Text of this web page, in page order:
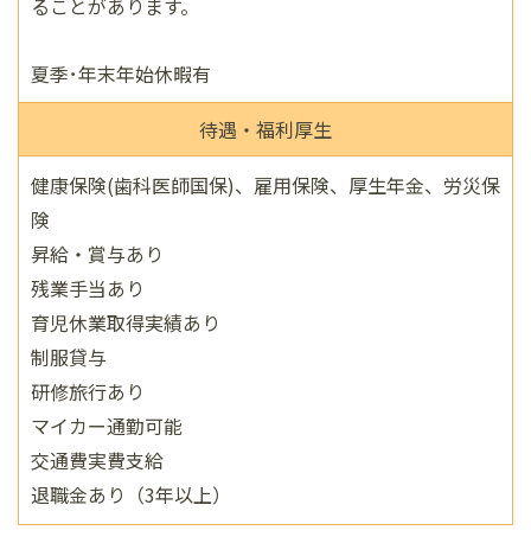
ることがあります。
夏季･年末年始休暇有
待遇・福利厚生
健康保険(歯科医師国保)、雇用保険、厚生年金、労災保
険
昇給・賞与あり
残業手当あり
育児休業取得実績あり
制服貸与
研修旅行あり
マイカー通勤可能
交通費実費支給
退職金あり（3年以上）